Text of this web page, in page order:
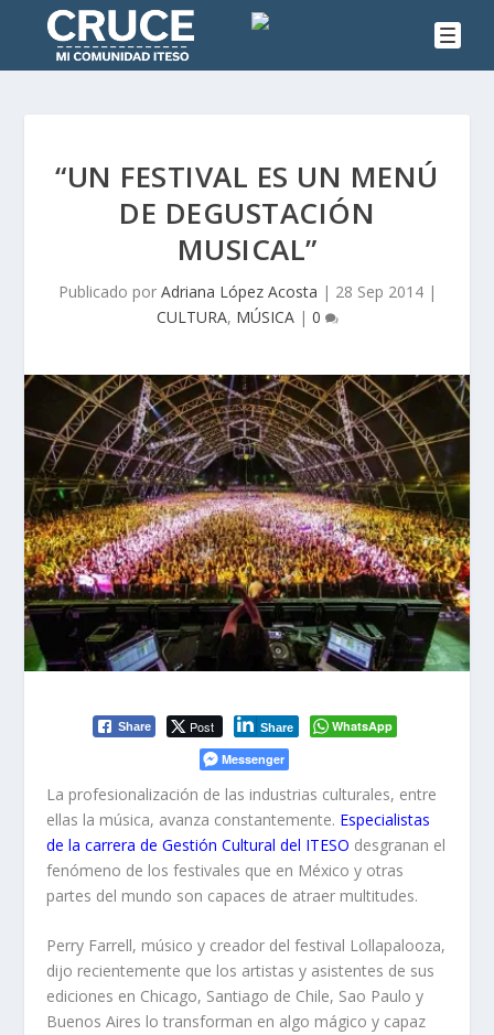
“UN FESTIVAL ES UN MENÚ
DE DEGUSTACIÓN
MUSICAL”
Publicado por Adriana López Acosta | 28 Sep 2014|
CULTURA, MÚSICA| 0
Share Post Share
WhatsApp
Messenger
La profesionalización de las industrias culturales, entre
ellas la música, avanza constantemente. Especialistas
de la carrera deGestión Cultural del ITESO desgranan el
fenómeno de los festivales que en México y otras
partes del mundo son capaces de atraer multitudes.
Perry Farrell, músico y creador del festival Lollapalooza,
dijo recientemente que los artistas y asistentes de sus
ediciones en Chicago, Santiago de Chile, Sao Paulo y
Buenos Aires lo transforman en algo mágico y capaz